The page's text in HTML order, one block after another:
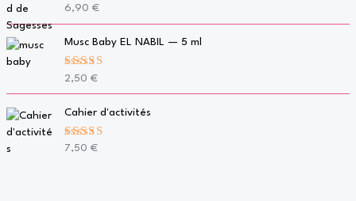
Note5.00
6,90 €
Musc Baby EL NABIL — 5 ml
Note
2,50 €
Cahier d'activités
Note
7,50 €